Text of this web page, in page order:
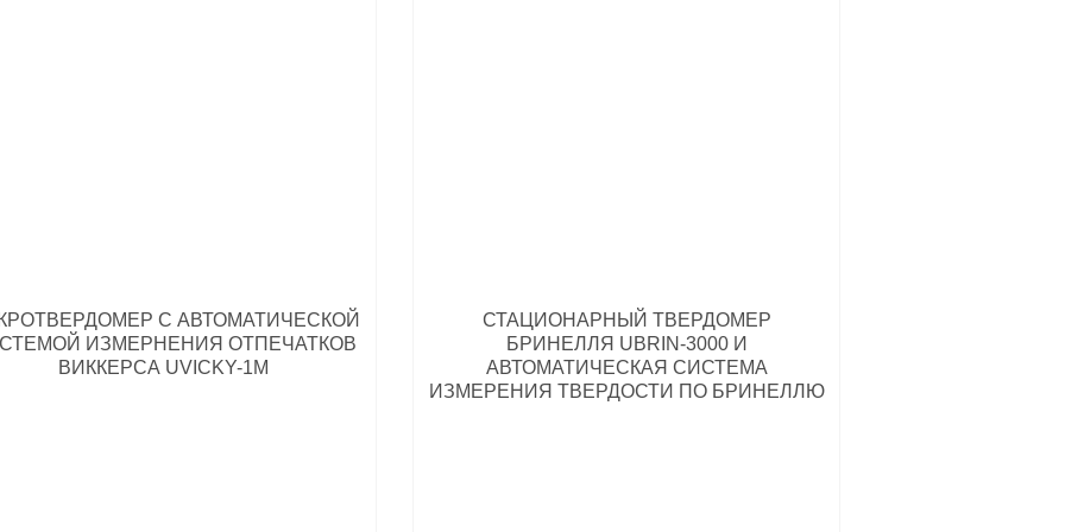
С АВТОМАТИЧЕСКОЙ
ИЗМЕРНЕНИЯ ОТПЕЧАТКОВ
ВИККЕРСА UVICKY-1M
СТАЦИОНАРНЫЙ ТВЕРДОМЕР
БРИНЕЛЛЯ UBRIN-3000 И
АВТОМАТИЧЕСКАЯ СИСТЕМА
ИЗМЕРЕНИЯ ТВЕРДОСТИ ПО БРИНЕЛЛЮ